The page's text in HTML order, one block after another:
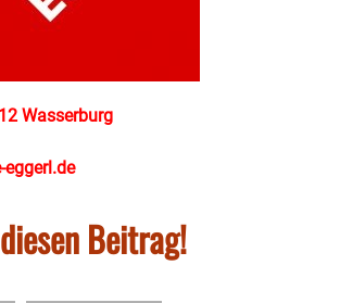
Wasserburg
Beitrag!